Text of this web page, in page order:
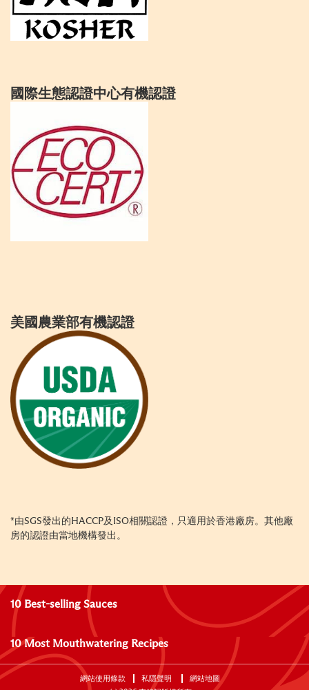
國際生態認證中心有機認證
美國農業部有機認證
*由SGS發出的HACCP及ISO相關認證，只適用於香港廠房。其他廠
房的認證由當地機構發出。
10 Best-selling Sauces
10 Most Mouthwatering Recipes
網站使用條款 私隱聲明
網站地圖